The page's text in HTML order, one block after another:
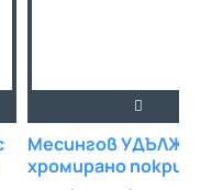
Месингов
хромирано